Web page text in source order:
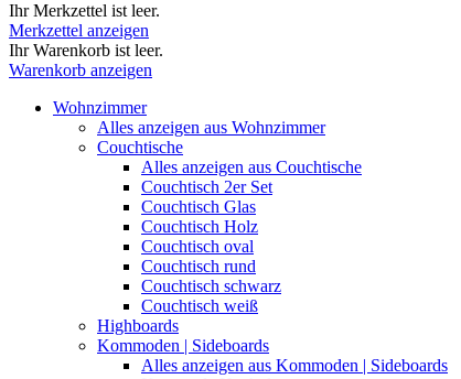
Ihr Merkzettel ist leer.
Merkzettel anzeigen
Ihr Warenkorb ist leer.
Warenkorb anzeigen
Wohnzimmer
Alles anzeigen aus Wohnzimmer
Couchtische
Alles anzeigen aus Couchtische
Couchtisch 2er Set
Couchtisch Glas
Couchtisch Holz
Couchtisch oval
Couchtisch rund
Couchtisch schwarz
Couchtisch weiß
Highboards
Kommoden | Sideboards
Alles anzeigen aus Kommoden | Sideboards